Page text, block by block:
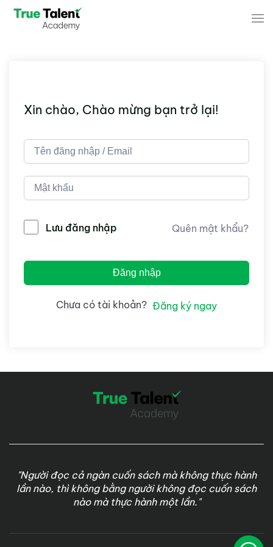
Xin chào, Chào mừng bạn trở lại!
Lưu đăng nhập Quên mật khẩu?
Đăng nhập
Chưa có tài khoản? Đăng ký ngay
"Người đọc cả ngàn cuốn sách mà không thực hành
lần nào, thì không bằng người không đọc cuốn sách
nào mà thực hành một lần."